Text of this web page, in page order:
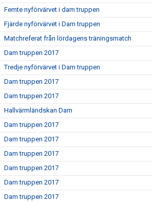
Femte nyförvärvet i dam truppen
Fjärde nyförvärvet i Dam truppen
Matchreferat från lördagens träningsmatch
Dam truppen 2017
Tredje nyförvärvet i Dam truppen
Dam truppen 2017
Dam truppen 2017
Hallvärmländskan Dam
Dam truppen 2017
Dam truppen 2017
Dam truppen 2017
Dam truppen 2017
Dam truppen 2017
Dam truppen 2017